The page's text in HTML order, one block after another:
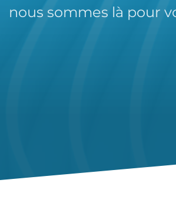
nous sommes là pour